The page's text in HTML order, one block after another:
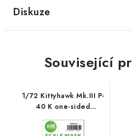
Diskuze
Související
1/72 Kittyhawk Mk.III P-
40 K one-sided
painting mask for
Special Hobby